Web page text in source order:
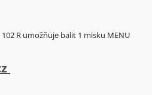
R umožňuje balit 1 misku MENU